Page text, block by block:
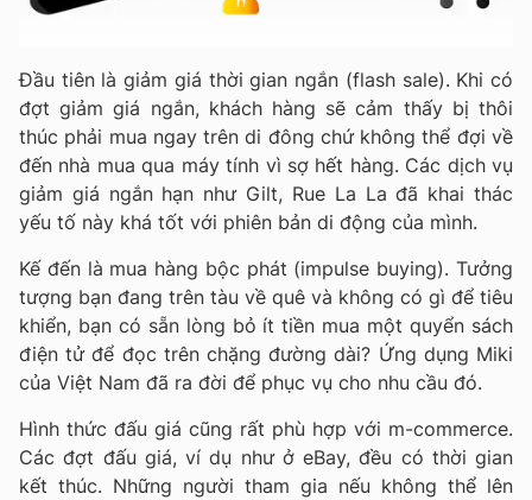
Ðầu tiên là giảm giá thời gian ngắn (flash sale). Khi có
đợt giảm giá ngắn, khách hàng sẽ cảm thấy bị thôi
thúc phải mua ngay trên di đông chứ không thể đợi về
đến nhà mua qua máy tính vì sợ hết hàng. Các dịch vụ
giảm giá ngắn hạn như Gilt, Rue La La đã khai thác
yếu tố này khá tốt với phiên bản di động của mình.
Kế đến là mua hàng bộc phát (impulse buying). Tưởng
tượng bạn đang trên tàu về quê và không có gì để tiêu
khiển, bạn có sẵn lòng bỏ ít tiền mua một quyển sách
điện tử để đọc trên chặng đường dài? Ứng dụng Miki
của Việt Nam đã ra đời để phục vụ cho nhu cầu đó.
Hình thức đấu giá cũng rất phù hợp với m-commerce.
Các đợt đấu giá, ví dụ như ở eBay, đều có thời gian
kết thúc. Những người tham gia nếu không thể lên